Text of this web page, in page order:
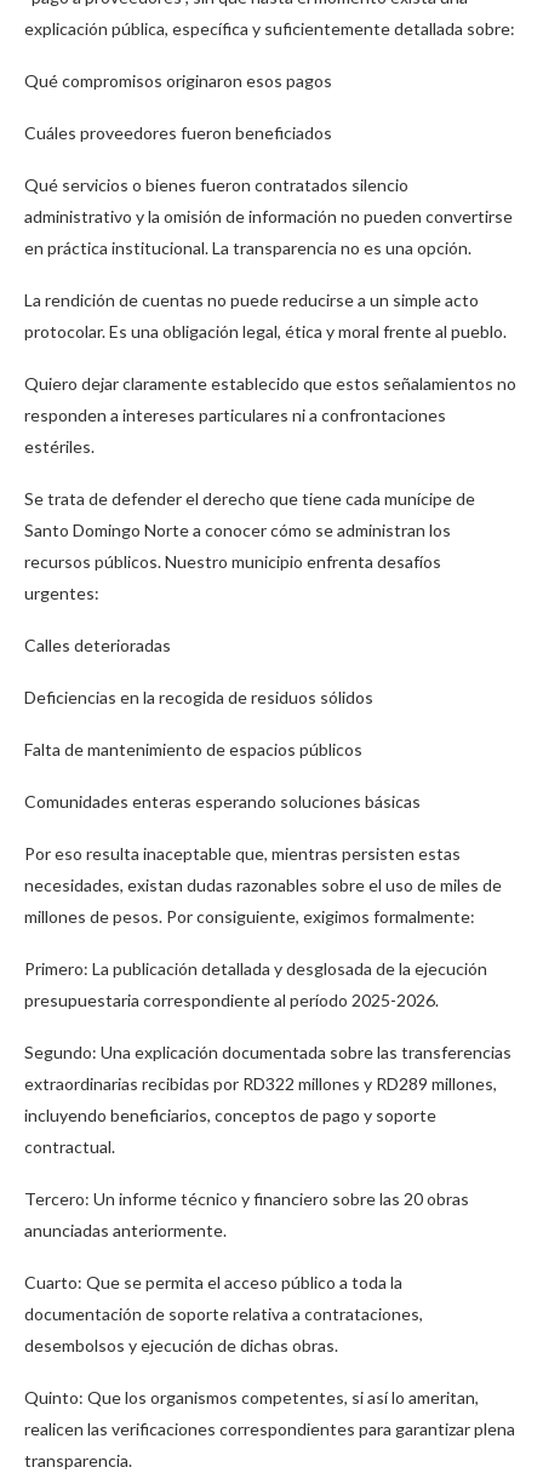
explicación pública, específica y suficientemente detallada sobre:
Qué compromisos originaron esos pagos
Cuáles proveedores fueron beneficiados
Qué servicios o bienes fueron contratados silencio
administrativo y la omisión de información no pueden convertirse
en práctica institucional. La transparencia no es una opción.
La rendición de cuentas no puede reducirse a un simple acto
protocolar. Es una obligación legal, ética y moral frente al pueblo.
​Quiero dejar claramente establecido que estos señalamientos no
responden a intereses particulares ni a confrontaciones
estériles.
Se trata de defender el derecho que tiene cada munícipe de
Santo Domingo Norte a conocer cómo se administran los
recursos públicos. Nuestro municipio enfrenta desafíos
urgentes:
​Calles deterioradas
​Deficiencias en la recogida de residuos sólidos
​Falta de mantenimiento de espacios públicos
​Comunidades enteras esperando soluciones básicas
​Por eso resulta inaceptable que, mientras persisten estas
necesidades, existan dudas razonables sobre el uso de miles de
millones de pesos. Por consiguiente, exigimos formalmente:
​Primero: La publicación detallada y desglosada de la ejecución
presupuestaria correspondiente al período 2025-2026.
Segundo: Una explicación documentada sobre las transferencias
extraordinarias recibidas por RD322 millones y RD289 millones,
incluyendo beneficiarios, conceptos de pago y soporte
contractual.
Tercero: Un informe técnico y financiero sobre las 20 obras
anunciadas anteriormente.
Cuarto: Que se permita el acceso público a toda la
documentación de soporte relativa a contrataciones,
desembolsos y ejecución de dichas obras.
Quinto: Que los organismos competentes, si así lo ameritan,
realicen las verificaciones correspondientes para garantizar plena
transparencia.